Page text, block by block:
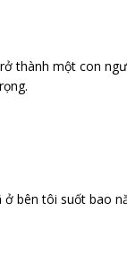
thành một con
bên tôi suốt bao